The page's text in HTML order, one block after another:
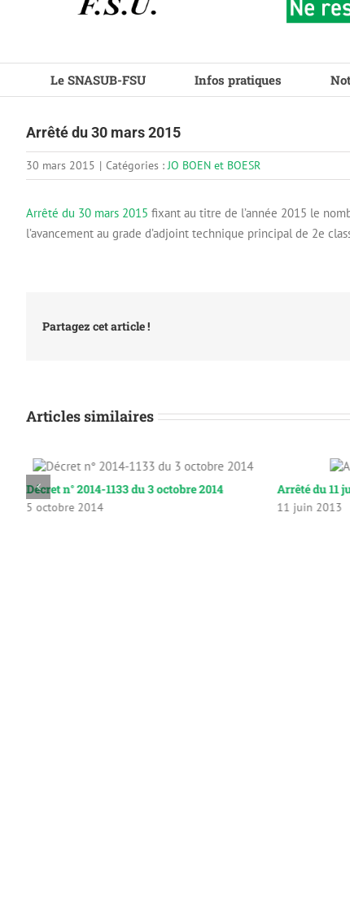
Le SNASUB-FSU Infos pratiques
Arrêté du 30 mars 2015
30 mars 2015 | Catégories :JO BOEN et BOESR
Arrêté du 30 mars 2015 fixant au titre de l’année 2015 le
l’avancement au grade d’adjoint technique principal de 2e
Partagez cet article !
Articles similaires
Décret n° 2014-1133 du 3 octobre 2014
5 octobre 2014
Arrêté du 11
11 juin 2013